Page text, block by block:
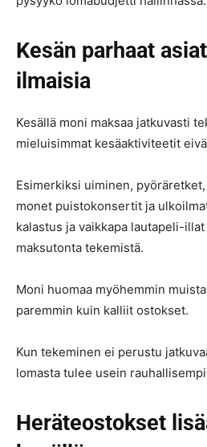
Kesän parhaat
ilmaisia
Kesällä moni maksaa jatkuvasti
mieluisimmat kesäaktiviteetit
Esimerkiksi uiminen,
monet puistokonsertit ja
kalastus ja vaikkapa lautapeli-
maksutonta tekemistä.
Moni huomaa myöhemmin
paremmin kuin kalliit ostokset.
Kun tekeminen ei perustu
lomasta tulee usein
Heräteostokset